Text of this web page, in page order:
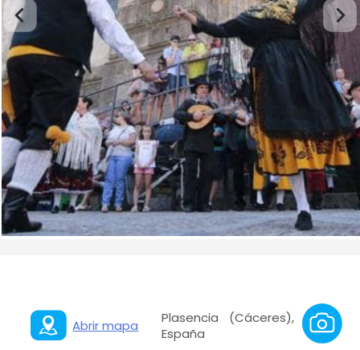
Abrir mapa
Plasencia (Cáceres),
España